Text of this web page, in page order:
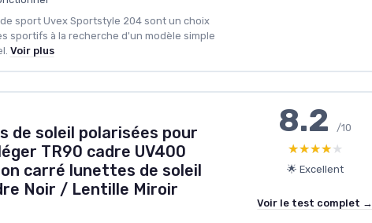
sport Uvex Sportstyle 204 sont un choix
sportifs à la recherche d'un modèle simple
Voir plus
de soleil polarisées pour
TR90 cadre UV400
carré lunettes de soleil
Noir / Lentille Miroir
8.2/10
★★★★★
★★★★★
🌟 Excellent
Voir le test complet →